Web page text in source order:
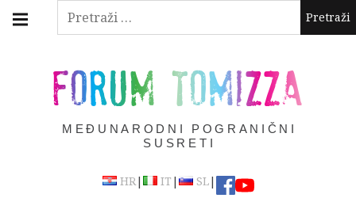
Pretraži:
Skip
FORUM TOMIZZA
MEĐUNARODNI POGRANIČNI
SUSRETI
HR| IT | SL|
navigation